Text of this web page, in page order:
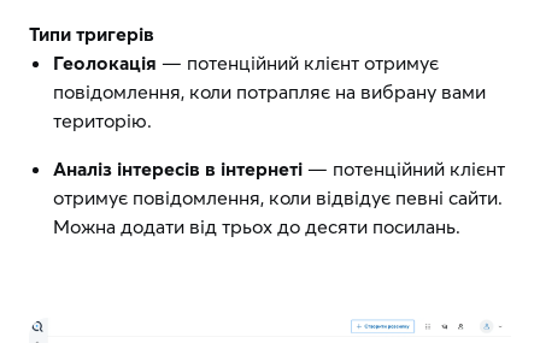
Типи тригерів
Геолокація — потенційний клієнт отримує
повідомлення, коли потрапляє на вибрану вами
територію.
Аналіз інтересів в інтернеті — потенційний клієнт
отримує повідомлення, коли відвідує певні сайти.
Можна додати від трьох до десяти посилань.